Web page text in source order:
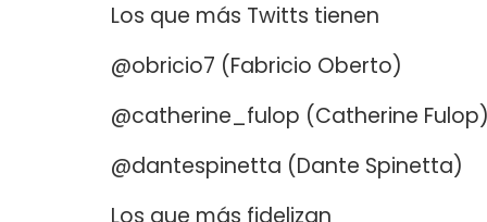
Los que más Twitts tienen
@obricio7 (Fabricio Oberto)
@catherine_fulop (Catherine Fulop)
@dantespinetta (Dante Spinetta)
Los que más fidelizan